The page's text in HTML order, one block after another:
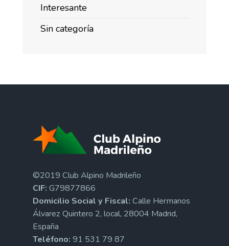
Interesante
Sin categoría
©2019 Club Alpino Madrileño
CIF: G79877866
Domicilio Social y Fiscal: Calle Hermanos
Álvarez Quintero 2, local, 28004 Madrid,
España
Teléfono: 91 531 79 87